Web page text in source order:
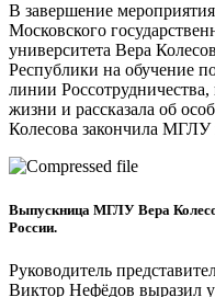
В завершение
Московского
университета Вера
Республики на обучение
линии
жизни и рассказала об
Колесова закончила МГЛУ
Выпускница МГЛУ Вера
России.
Руководитель
Виктор Нефёдов выразил